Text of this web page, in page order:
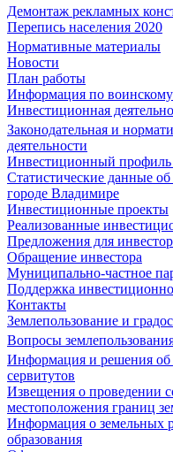
Демонтаж рекламных
Перепись населения 2020
Нормативные материалы
Новости
План работы
Информация по воинскому
Инвестиционная
Законодательная и
деятельности
Инвестиционный профиль
Статистические данные
городе Владимире
Инвестиционные проекты
Реализованные
Предложения для
Обращение инвестора
Муниципально-частное
Поддержка
Контакты
Землепользование и
Вопросы
Информация и решения
сервитутов
Извещения о проведении
местоположения границ
Информация о земельных
образования